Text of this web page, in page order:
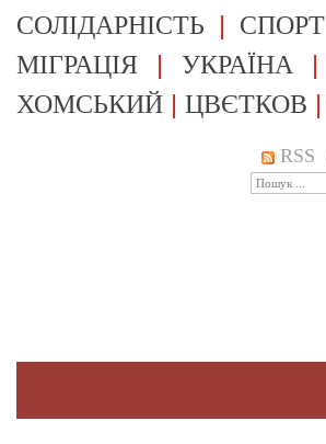
СОЛІДАРНІСТЬ | СПОРТ
МІГРАЦІЯ | УКРАЇНА |
ХОМСЬКИЙ | ЦВЄТКОВ |
RSS